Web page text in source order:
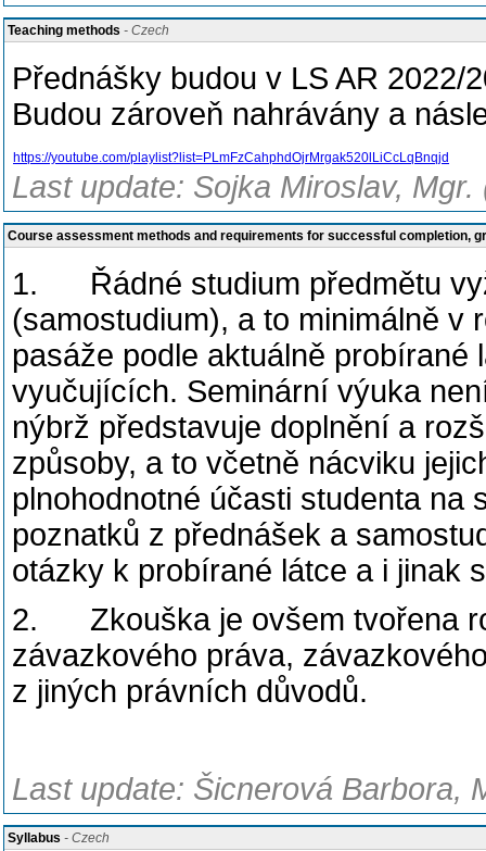
Teaching methods - Czech
Přednášky budou v LS AR
Budou zároveň nahrávány a
https://youtube.com/playlist?list=PLmFzCahphdOjrMrgak520lLiCcLqBnqjd
Last update: Sojka Miroslav, Mgr.
Course assessment methods and requirements for successful completion,
1. Řádné studium předmětu
(samostudium), a to minimálně v
pasáže podle aktuálně
vyučujících. Seminární výuka
nýbrž představuje doplnění a
způsoby, a to včetně nácviku
plnohodnotné účasti studenta
poznatků z přednášek a
otázky k probírané látce a i jinak
2. Zkouška je ovšem tvořena
závazkového práva,
z jiných právních důvodů.
Last update: Šicnerová Barbora,
Syllabus - Czech